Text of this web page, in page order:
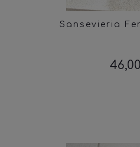
Sansevieria